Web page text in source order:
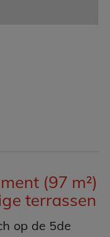
(97 m²)
terrassen
op de 5de